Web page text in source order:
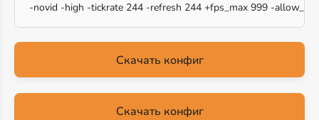
-novid -high -tickrate 244 -refresh 244 +fps_max 999 -
Скачать конфиг
Скачать конфиг